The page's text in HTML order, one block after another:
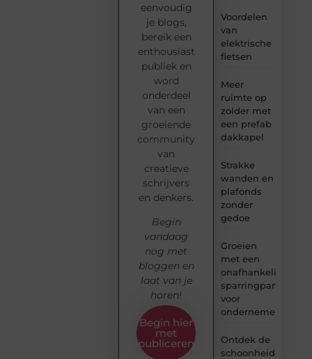
Voordelen
van
elektrische
fietsen
Meer
ruimte op
zolder met
een prefab
dakkapel
Strakke
wanden en
plafonds
zonder
gedoe
Groeien
met een
onafhankelijke
sparringpartner
voor
ondernemers
Ontdek de
schoonheid
eenvoudig
je blogs,
bereik een
enthousiast
publiek en
word
onderdeel
van een
groeiende
community
van
creatieve
schrijvers
en denkers.
Begin
vandaag
nog met
bloggen en
laat van je
horen!
Begin hier
met
publiceren